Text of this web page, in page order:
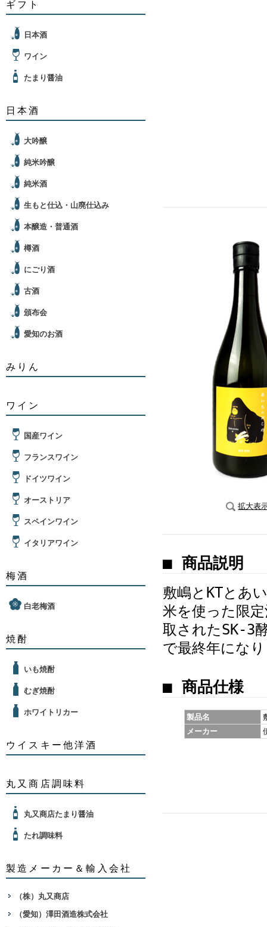
ギフト
日本酒
ワイン
たまり醤油
日本酒
大吟醸
純米吟醸
純米酒
生もと仕込・山廃仕込み
本醸造・普通酒
樽酒
にごり酒
古酒
頒布会
愛知のお酒
みりん
ワイン
国産ワイン
フランスワイン
ドイツワイン
オーストリア
スペインワイン
イタリアワイン
梅酒
白老梅酒
焼酎
いも焼酎
むぎ焼酎
ホワイトリカー
ウイスキー他洋酒
丸又商店調味料
丸又商店たまり醤油
たれ調味料
製造メーカー＆輸入会社
（株）丸又商店
（愛知）澤田酒造株式会社
拡大表
■ 商品説明
敷嶋とKTとあ
米を使った限
取されたSK-3
で最終年にな
■ 商品仕様
製品名
メーカー